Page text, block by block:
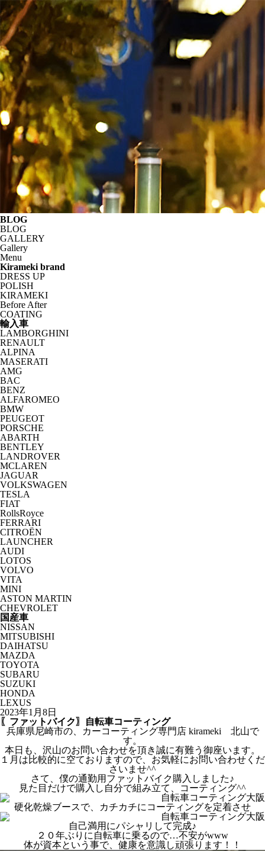
BLOG
BLOG
GALLERY
Gallery
Menu
Kirameki brand
DRESS UP
POLISH
KIRAMEKI
Before After
COATING
輸入車
LAMBORGHINI
RENAULT
ALPINA
MASERATI
AMG
BAC
BENZ
ALFAROMEO
BMW
PEUGEOT
PORSCHE
ABARTH
BENTLEY
LANDROVER
MCLAREN
JAGUAR
VOLKSWAGEN
TESLA
FIAT
RollsRoyce
FERRARI
CITROËN
LAUNCHER
AUDI
LOTOS
VOLVO
VITA
MINI
ASTON MARTIN
CHEVROLET
国産車
NISSAN
MITSUBISHI
DAIHATSU
MAZDA
TOYOTA
SUBARU
SUZUKI
HONDA
LEXUS
2023年1月8日
〖ファットバイク〗自転車コーティング
兵庫県尼崎市の、カーコーティング専門店 kirameki 北山で
す。
本日も、沢山のお問い合わせを頂き誠に有難う御座います。
１月は比較的に空ておりますので、お気軽にお問い合わせくだ
さいませ^^
さて、僕の通勤用ファットバイク購入しました♪
見た目だけで購入し自分で組み立て、コーティング^^
硬化乾燥ブースで、カチカチにコーティングを定着させ
自己満用にパシャリして完成♪
２０年ぶりに自転車に乗るので…不安がwww
体が資本という事で、健康を意識し頑張ります！！